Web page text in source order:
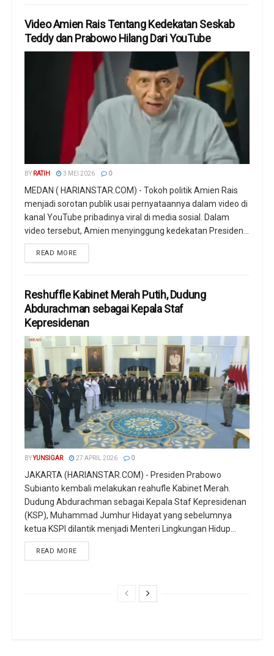
Video Amien Rais Tentang Kedekatan Seskab
Teddy dan Prabowo Hilang Dari YouTube
BY RATIH 3 MEI 2026 0
MEDAN ( HARIANSTAR.COM) - Tokoh politik Amien Rais
menjadi sorotan publik usai pernyataannya dalam video di
kanal YouTube pribadinya viral di media sosial. Dalam
video tersebut, Amien menyinggung kedekatan Presiden...
READ MORE
Reshuffle Kabinet Merah Putih, Dudung
Abdurachman sebagai Kepala Staf
Kepresidenan
BYYUNSIGAR 27 APRIL 2026 0
JAKARTA (HARIANSTAR.COM) - Presiden Prabowo
Subianto kembali melakukan reahufle Kabinet Merah.
Dudung Abdurachman sebagai Kepala Staf Kepresidenan
(KSP), Muhammad Jumhur Hidayat yang sebelumnya
ketua KSPI dilantik menjadi Menteri Lingkungan Hidup...
READ MORE